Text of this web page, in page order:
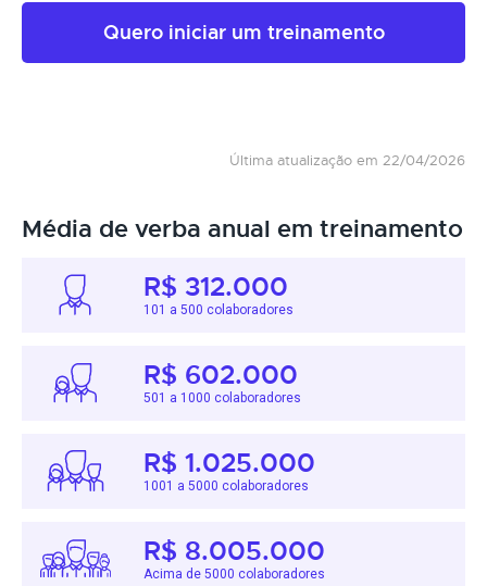
Quero iniciar um treinamento
Última atualização em 22/04/2026
Média de verba anual em treinamento
R$ 312.000
101 a 500 colaboradores
R$ 602.000
501 a 1000 colaboradores
R$ 1.025.000
1001 a 5000 colaboradores
R$ 8.005.000
Acima de 5000 colaboradores